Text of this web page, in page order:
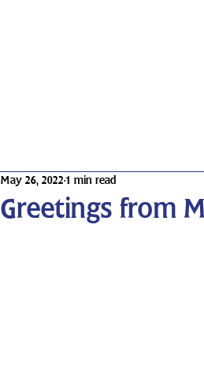
Greetings from
May 26, 20221 min read